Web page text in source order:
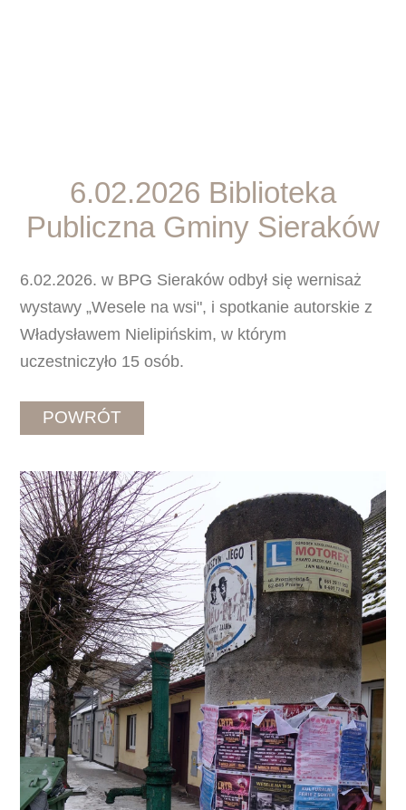
6.02.2026 Biblioteka
Publiczna Gminy Sieraków
6.02.2026. w BPG Sieraków odbył się wernisaż
wystawy „Wesele na wsi", i spotkanie autorskie z
Władysławem Nielipińskim, w którym
uczestniczyło 15 osób.
POWRÓT